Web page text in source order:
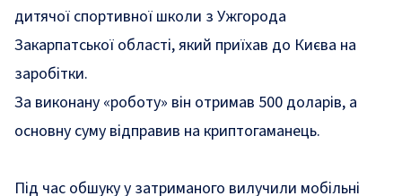
дитячої спортивної школи з Ужгорода
Закарпатської області, який приїхав до Києва на
заробітки.
За виконану «роботу» він отримав 500 доларів, а
основну суму відправив на криптогаманець.
Під час обшуку у затриманого вилучили мобільні